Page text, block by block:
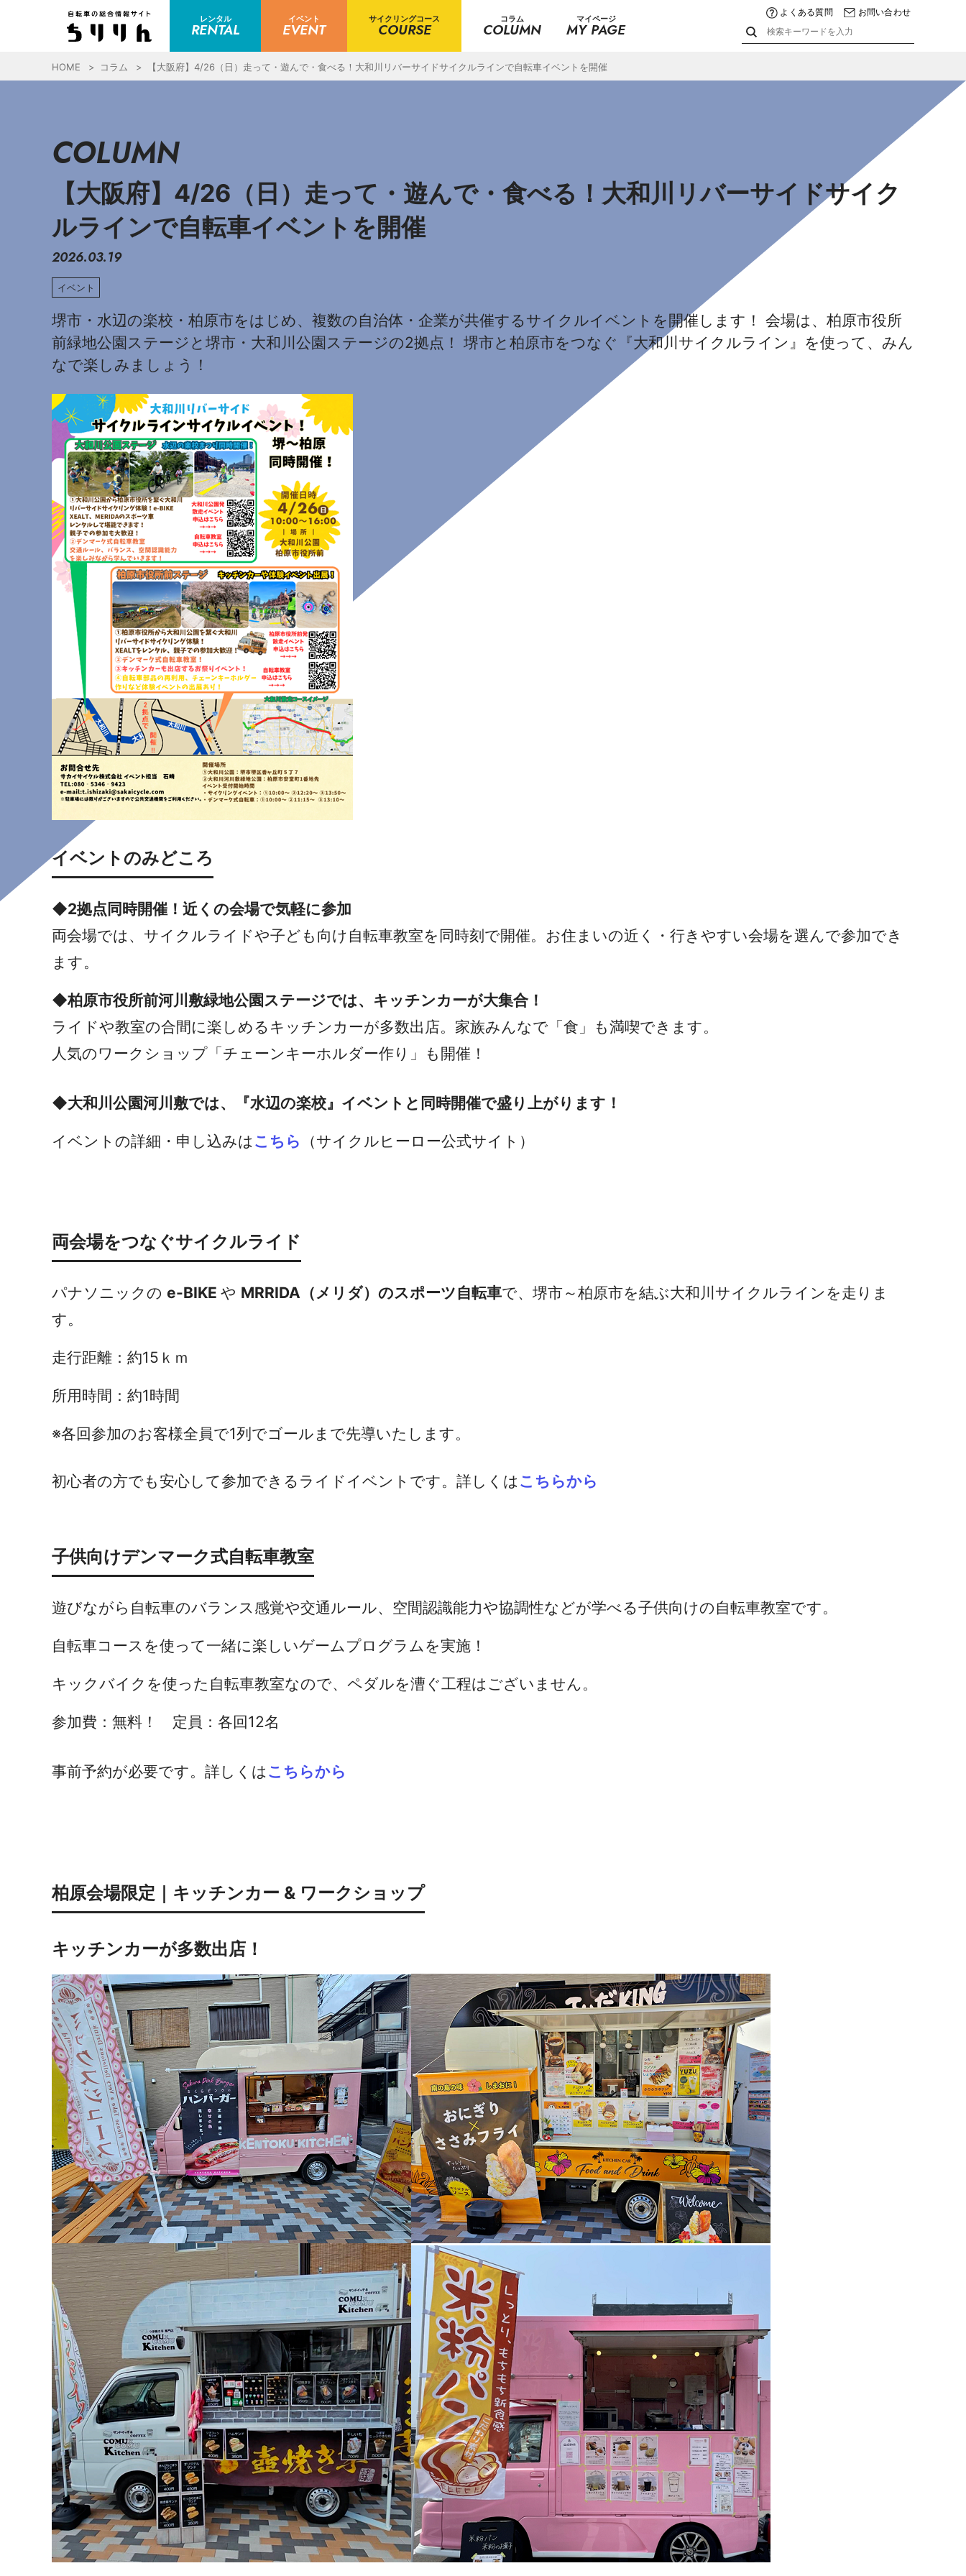
レンタル
RENTAL
イベント
EVENT
サイクリングコース
COURSE
コラム
COLUMN
マイページ
MY PAGE
よくある質問 お問い合わせ
HOME コラム 【大阪府】4/26（日）走って・遊んで・食べる！大和川リバーサイドサイクルラインで自転車イベントを開催
COLUMN
【大阪府】4/26（日）走って・遊んで・食べる！大和川リバーサイドサイク
ルラインで自転車イベントを開催
2026.03.19
イベント
堺市・水辺の楽校・柏原市をはじめ、複数の自治体・企業が共催するサイクルイベントを開催します！ 会場は、柏原市役所
前緑地公園ステージと堺市・大和川公園ステージの2拠点！ 堺市と柏原市をつなぐ『大和川サイクルライン』を使って、みん
なで楽しみましょう！
イベントのみどころ
◆2拠点同時開催！近くの会場で気軽に参加
両会場では、サイクルライドや子ども向け自転車教室を同時刻で開催。お住まいの近く・行きやすい会場を選んで参加でき
ます。
◆柏原市役所前河川敷緑地公園ステージでは、キッチンカーが大集合！
ライドや教室の合間に楽しめるキッチンカーが多数出店。家族みんなで「食」も満喫できます。
人気のワークショップ「チェーンキーホルダー作り」も開催！
◆大和川公園河川敷では、『水辺の楽校』イベントと同時開催で盛り上がります！
イベントの詳細・申し込みは こちら （サイクルヒーロー公式サイト）
両会場をつなぐサイクルライド
パナソニックの e-BIKE や MRRIDA（メリダ）のスポーツ自転車で、堺市～柏原市を結ぶ大和川サイクルラインを走りま
す。
走行距離： 約15ｋｍ
所用時間： 約1時間
※各回参加のお客様全員で1列でゴールまで先導いたします。
初心者の方でも安心して参加できるライドイベントです。詳しくは こちらから
子供向けデンマーク式自転車教室
遊びながら自転車のバランス感覚や交通ルール、空間認識能力や協調性などが学べる子供向けの自転車教室です。
自転車コースを使って一緒に楽しいゲームプログラムを実施！
キックバイクを使った自転車教室なので、ペダルを漕ぐ工程はございません。
参加費：無料！ 定員：各回12名
事前予約が必要です。詳しくは こちらから
柏原会場限定｜キッチンカー & ワークショップ
キッチンカーが多数出店！